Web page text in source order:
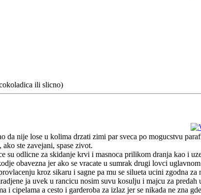
ili slicno)
da nije lose u kolima drzati zimi par sveca po mogucstvu
ste zavejani, spase zivot.
su odlicne za skidanje krvi i masnoca prilikom dranja kao i
obavezna jer ako se vracate u sumrak drugi lovci
kroz sikaru i sagne pa mu se silueta ucini zgodna za
ja uvek u rancicu nosim suvu kosulju i majcu za predah
i cipelama a cesto i garderoba za izlaz jer se nikada ne zna